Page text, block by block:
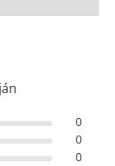
0
0
0